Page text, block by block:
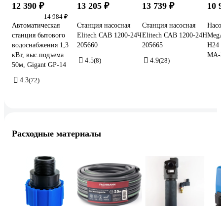
12 390 ₽
14 984 ₽
Автоматическая
станция бытового
водоснабжения 1,3
кВт, выс.подъема
50м, Gigant GP-14
4.3(72)
13 205 ₽
Станция насосная
Elitech САВ 1200-24Ч
205660
4.5(8)
13 739 ₽
Станция насосная
Elitech САВ 1200-24Н
205665
4.9(28)
10
МА-
Расходные материалы